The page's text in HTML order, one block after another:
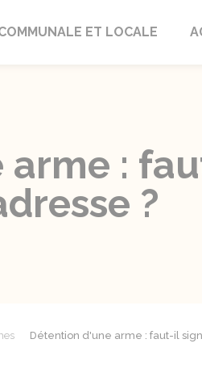
ET LOCALE
:
?
Détention d'une arme : faut-il